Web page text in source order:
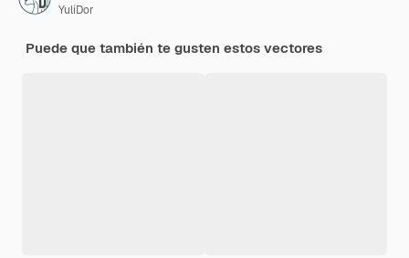
YuliDor
Puede que también te gusten estos vectores